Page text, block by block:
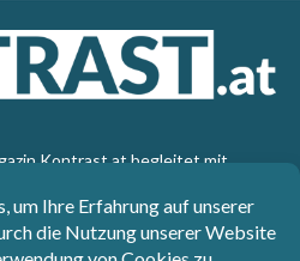
Kontrast.at begleitet mit
von einem progressiven,
aus. Kontrast wirft den Blick der